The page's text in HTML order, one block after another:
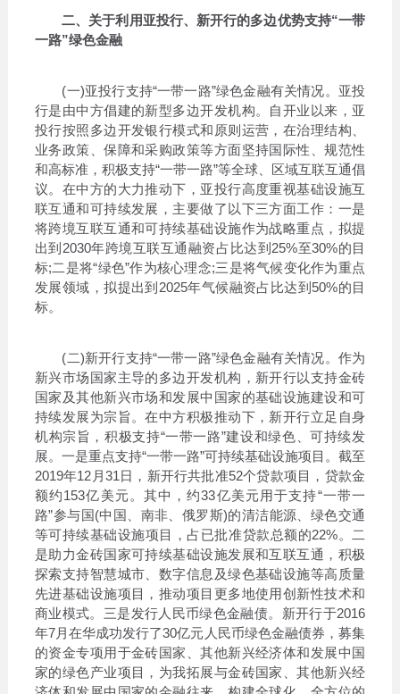
二、关于利用亚投行、新开行的多边优势支持“一带
一路”绿色金融
(一)亚投行支持“一带一路”绿色金融有关情况。亚投
行是由中方倡建的新型多边开发机构。自开业以来，亚
投行按照多边开发银行模式和原则运营，在治理结构、
业务政策、保障和采购政策等方面坚持国际性、规范性
和高标准，积极支持“一带一路”等全球、区域互联互通倡
议。在中方的大力推动下，亚投行高度重视基础设施互
联互通和可持续发展，主要做了以下三方面工作：一是
将跨境互联互通和可持续基础设施作为战略重点，拟提
出到2030年跨境互联互通融资占比达到25%至30%的目
标;二是将“绿色”作为核心理念;三是将气候变化作为重点
发展领域，拟提出到2025年气候融资占比达到50%的目
标。
(二)新开行支持“一带一路”绿色金融有关情况。作为
新兴市场国家主导的多边开发机构，新开行以支持金砖
国家及其他新兴市场和发展中国家的基础设施建设和可
持续发展为宗旨。在中方积极推动下，新开行立足自身
机构宗旨，积极支持“一带一路”建设和绿色、可持续发
展。一是重点支持“一带一路”可持续基础设施项目。截至
2019年12月31日，新开行共批准52个贷款项目，贷款金
额约153亿美元。其中，约33亿美元用于支持“一带一
路”参与国(中国、南非、俄罗斯)的清洁能源、绿色交通
等可持续基础设施项目，占已批准贷款总额的22%。二
是助力金砖国家可持续基础设施发展和互联互通，积极
探索支持智慧城市、数字信息及绿色基础设施等高质量
先进基础设施项目，推动项目更多地使用创新性技术和
商业模式。三是发行人民币绿色金融债。新开行于2016
年7月在华成功发行了30亿元人民币绿色金融债券，募集
的资金专项用于金砖国家、其他新兴经济体和发展中国
家的绿色产业项目，为我拓展与金砖国家、其他新兴经